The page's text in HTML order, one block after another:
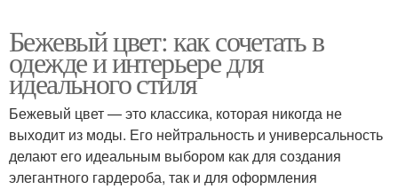
Бежевый цвет: как сочетать в
одежде и интерьере для
идеального стиля
Бежевый цвет — это классика, которая никогда не
выходит из моды. Его нейтральность и универсальность
делают его идеальным выбором как для создания
элегантного гардероба, так и для оформления